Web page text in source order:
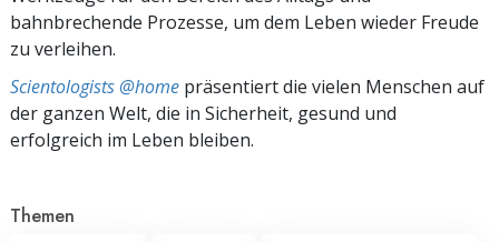
bahnbrechende Prozesse, um dem Leben wieder Freude
zu verleihen.
Scientologists @home präsentiert die vielen Menschen auf
der ganzen Welt, die in Sicherheit, gesund und
erfolgreich im Leben bleiben.
Themen